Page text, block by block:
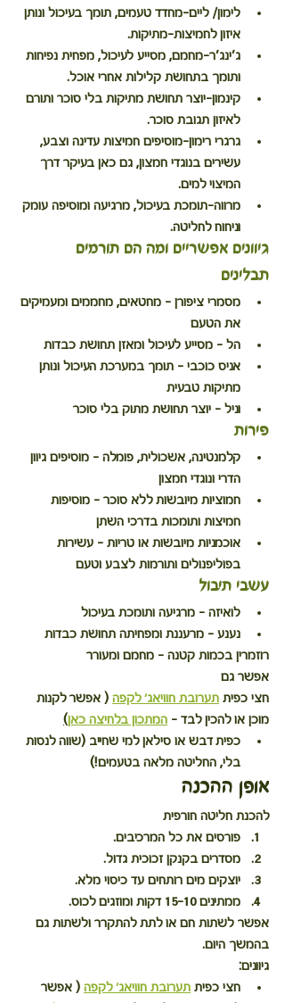
לימון/ ליים-מחדד טעמים, תומך בעיכול ונותן
איזון לחמיצות-מתיקות.
ג’ינג’ר-מחמם, מסייע לעיכול, מפחית נפיחות
ותומך בתחושת קלילות אחרי אוכל.
קינמון-יוצר תחושת מתיקות בלי סוכר ותורם
לאיזון תגובת סוכר.
גרגרי רימון-מוסיפים חמיצות עדינה וצבע,
עשירים בנוגדי חמצון, גם כאן בעיקר דרך
המיצוי למים.
מרווה-תומכת בעיכול, מרגיעה ומוסיפה עומק
וניחוח לחליטה.
גיוונים אפשריים ומה הם תורמים
תבלינים
מסמרי ציפורן – מחטאים, מחממים ומעמיקים
את הטעם
הל – מסייע לעיכול ומאזן תחושת כבדות
אניס כוכבי – תומך במערכת העיכול ונותן
מתיקות טבעית
וניל – יוצר תחושת מתוק בלי סוכר
פירות
קלמנטינה, אשכולית, פומלה – מוסיפים גיוון
הדרי ונוגדי חמצון
חמוציות מיובשות ללא סוכר – מוסיפות
חמיצות ותומכות בדרכי השתן
אוכמניות מיובשות או טריות – עשירות
בפוליפנולים ותורמות לצבע וטעם
עשבי תיבול
לואיזה – מרגיעה ותומכת בעיכול
נענע – מרעננת ומפחיתה תחושת כבדות
רוזמרין בכמות קטנה – מחמם ומעורר
אפשר גם
חצי כפית תערובת חוויאג׳ לקפה ( אפשר לקנות
מוכן או להכין לבד - המתכון בלחיצה כאן)
כפית דבש או סילאן למי שחייב (שווה לנסות
בלי, החליטה מלאה בטעמים!)
אופן ההכנה
להכנת חליטה חורפית
פורסים את כל המרכיבים.
מסדרים בקנקן זכוכית גדול.
יוצקים מים רותחים עד כיסוי מלא.
ממתינים 10–15 דקות ומוזגים לכוס.
אפשר לשתות חם או לתת להתקרר ולשתות גם
בהמשך היום.
גיוונים:
חצי כפית תערובת חוויאג׳ לקפה ( אפשר